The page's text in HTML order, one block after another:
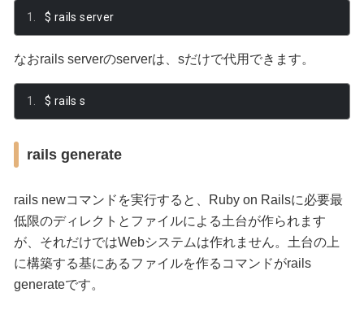
$ rails server
なおrails serverのserverは、sだけで代用できます。
$ rails s
rails generate
rails newコマンドを実行すると、Ruby on Railsに必要最
低限のディレクトとファイルによる土台が作られます
が、それだけではWebシステムは作れません。土台の上
に構築する基にあるファイルを作るコマンドがrails
generateです。